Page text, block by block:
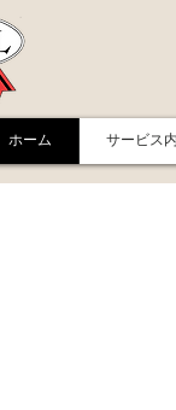
ホーム サービス